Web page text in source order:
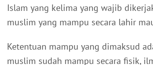
Islam yang kelima yang wajib
muslim yang mampu secara lahir
Ketentuan mampu yang dimaksud
muslim sudah mampu secara fisik,